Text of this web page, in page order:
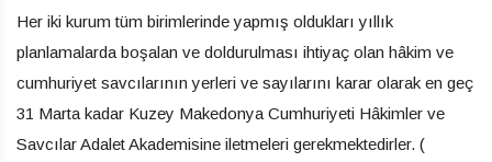
Her iki kurum tüm birimlerinde yapmış oldukları yıllık
planlamalarda boşalan ve doldurulması ihtiyaç olan hâkim ve
cumhuriyet savcılarının yerleri ve sayılarını karar olarak en geç
31 Marta kadar Kuzey Makedonya Cumhuriyeti Hâkimler ve
Savcılar Adalet Akademisine iletmeleri gerekmektedirler. (